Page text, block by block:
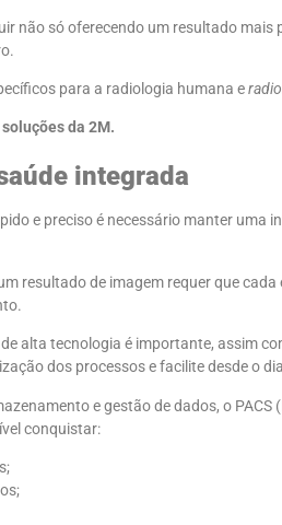
não só oferecendo um resultado
para a radiologia humana e
da 2M.
integrada
e preciso é necessário manter uma
resultado de imagem requer que
alta tecnologia é importante, assim
dos processos e facilite desde o
e gestão de dados, o
conquistar: